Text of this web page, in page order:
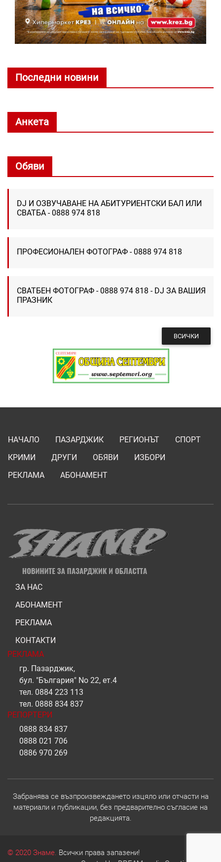
Последни новини
Анкета
Обяви
DJ И ОЗВУЧАВАНЕ НА АБИТУРИЕНТСКИ БАЛ ИЛИ
СВАТБА - 0888 974 818
ПРОФЕСИОНАЛЕН ФОТОГРАФ - 0888 974 818
СВАТБЕН ФОТОГРАФ - 0888 974 818 - DJ ЗА ВАШИЯ
ПРАЗНИК
ВСИЧКИ
НАЧАЛО ПАЗАРДЖИК РЕГИОНЪТ
СПОРТ
КРИМИ
ДРУГИ ОБЯВИ
ИЗБОРИ
РЕКЛАМА
АБОНАМЕНТ
ЗА НАС
АБОНАМЕНТ
РЕКЛАМА
КОНТАКТИ
РЕКЛАМА
гр. Пазарджик,
бул. "България" No 22, ет.4
тел. 0884 223 113
тел. 0888 834 837
РЕПОРТЕРИ
0888 834 837
0888 021 706
0886 970 269
Забранява се възпроизвеждането изцяло или отчасти на
материали и публикации, без предварително съгласие на
редакцията.
© 2020 Знаме. Всички права запазени!